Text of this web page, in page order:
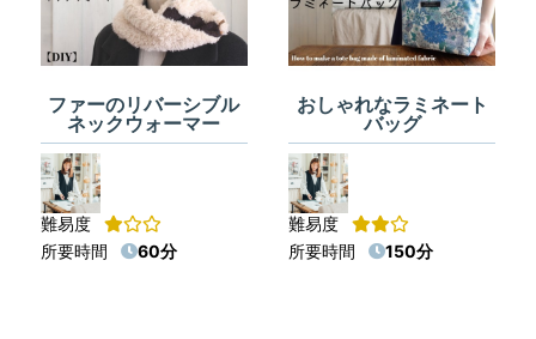
ファーのリバーシブル
ネックウォーマー
難易度
所要時間
60分
おしゃれなラミネート
バッグ
難易度
所要時間
150分